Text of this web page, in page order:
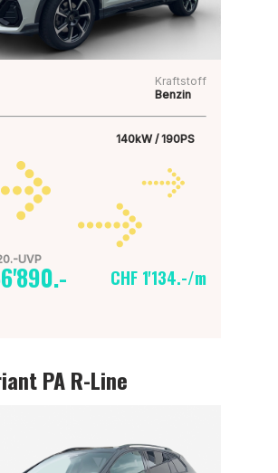
Kraftstoff
Benzin
140kW / 190PS
UVP
CHF 1'134.-/m
PA R-Line